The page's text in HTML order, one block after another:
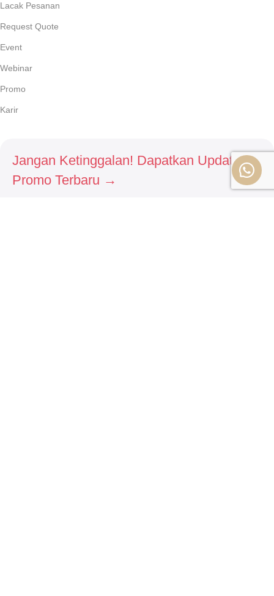
Lacak Pesanan
Request Quote
Event
Webinar
Promo
Karir
Jangan Ketinggalan! Dapatkan Update &
Promo Terbaru →